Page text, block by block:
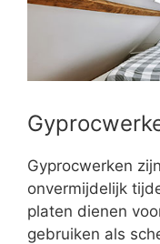
Gyprocwerken
onvermijdelijk
platen dienen
gebruiken als